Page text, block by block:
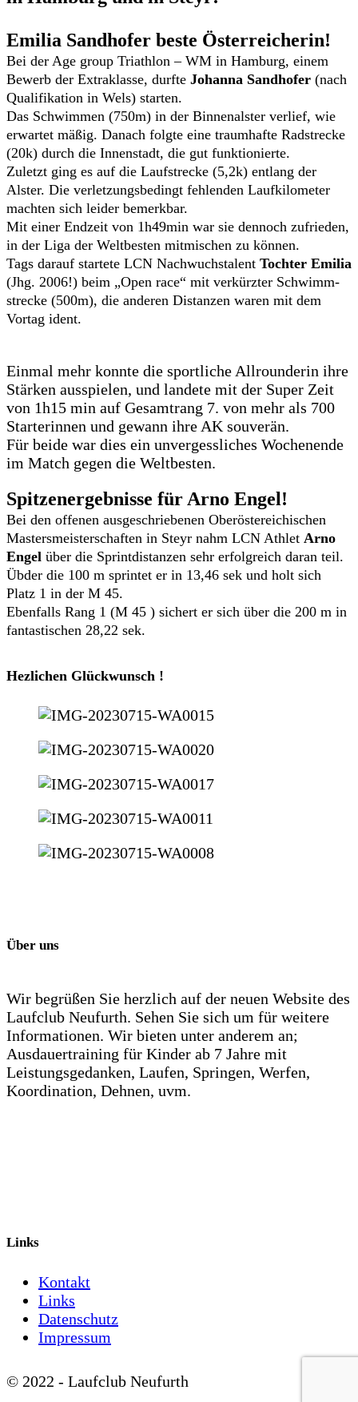
Emilia Sandhofer beste Österreicherin!
Bei der Age group Triathlon – WM in Hamburg, einem
Bewerb der Extraklasse, durfte Johanna Sandhofer (nach
Qualifikation in Wels) starten.
Das Schwimmen (750m) in der Binnenalster verlief, wie
erwartet mäßig. Danach folgte eine traumhafte Radstrecke
(20k) durch die Innenstadt, die gut funktionierte.
Zuletzt ging es auf die Laufstrecke (5,2k) entlang der
Alster. Die verletzungsbedingt fehlenden Laufkilometer
machten sich leider bemerkbar.
Mit einer Endzeit von 1h49min war sie dennoch zufrieden,
in der Liga der Weltbesten mitmischen zu können.
Tags darauf startete LCN Nachwuchstalent Tochter Emilia
(Jhg. 2006!) beim „Open race“ mit verkürzter Schwimm-
strecke (500m), die anderen Distanzen waren mit dem
Vortag ident.
Einmal mehr konnte die sportliche Allrounderin ihre
Stärken ausspielen, und landete mit der Super Zeit
von 1h15 min auf Gesamtrang 7. von mehr als 700
Starterinnen und gewann ihre AK souverän.
Für beide war dies ein unvergessliches Wochenende
im Match gegen die Weltbesten.
Spitzenergebnisse für Arno Engel!
Bei den offenen ausgeschriebenen Oberöstereichischen
Mastersmeisterschaften in Steyr nahm LCN Athlet Arno
Engel über die Sprintdistanzen sehr erfolgreich daran teil.
Übder die 100 m sprintet er in 13,46 sek und holt sich
Platz 1 in der M 45.
Ebenfalls Rang 1 (M 45 ) sichert er sich über die 200 m in
fantastischen 28,22 sek.
Hezlichen Glückwunsch !
Über uns
Wir begrüßen Sie herzlich auf der neuen Website des
Laufclub Neufurth. Sehen Sie sich um für weitere
Informationen. Wir bieten unter anderem an;
Ausdauertraining für Kinder ab 7 Jahre mit
Leistungsgedanken, Laufen, Springen, Werfen,
Koordination, Dehnen, uvm.
Links
Kontakt
Links
Datenschutz
Impressum
© 2022 - Laufclub Neufurth